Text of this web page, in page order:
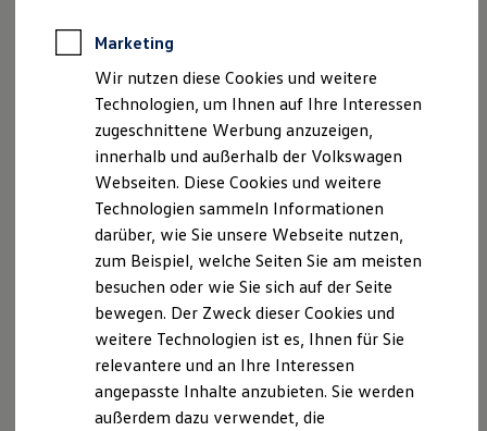
Rekuperation
Laden unterwegs
Laden Zuhause
Ladestationen finden
Ladezeitensimulator
Batterie
Sicherheit
Nachhaltigkeit
Technologie
Kosten und Kauf
Verbrauchskosten
Kaufoptionen
E-Auto-Förderung
Software und Konnektivität
Die ID. Software 6
ID. Software Versionen und Updates
Digitale Extras
Schnittstellen zu Ihrem ID.
Hochspannungsgeräte
<b>Hochspannungsgeräte</b>
Geräteeigenschaf
M5700N
Hochspannungsbürs
Nein
Ultraschall Ja
Marketing
Wir nutzen diese Cookies und weitere
Technologien, um Ihnen auf Ihre Interessen
zugeschnittene Werbung anzuzeigen,
innerhalb und außerhalb der Volkswagen
Webseiten. Diese Cookies und weitere
Technologien sammeln Informationen
darüber, wie Sie unsere Webseite nutzen,
zum Beispiel, welche Seiten Sie am meisten
besuchen oder wie Sie sich auf der Seite
bewegen. Der Zweck dieser Cookies und
weitere Technologien ist es, Ihnen für Sie
relevantere und an Ihre Interessen
angepasste Inhalte anzubieten. Sie werden
außerdem dazu verwendet, die